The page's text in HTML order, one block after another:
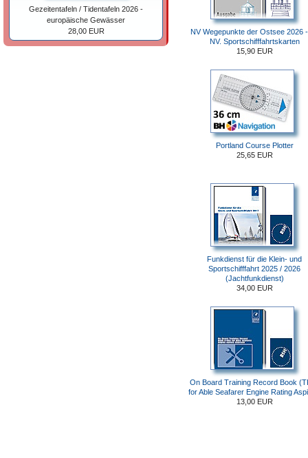
NV Wegepunkte der Ostsee 2026
NV. Sportschifffahrtskarten
15,90 EUR
Portland Course Plotter
25,65 EUR
Funkdienst für die Klein- und
Sportschifffahrt 2025 / 2026
(Jachtfunkdienst)
34,00 EUR
On Board Training Record Book
for Able Seafarer Engine Rating
13,00 EUR
Gezeitentafeln / Tidentafeln 2026 -
europäische Gewässer
28,00 EUR